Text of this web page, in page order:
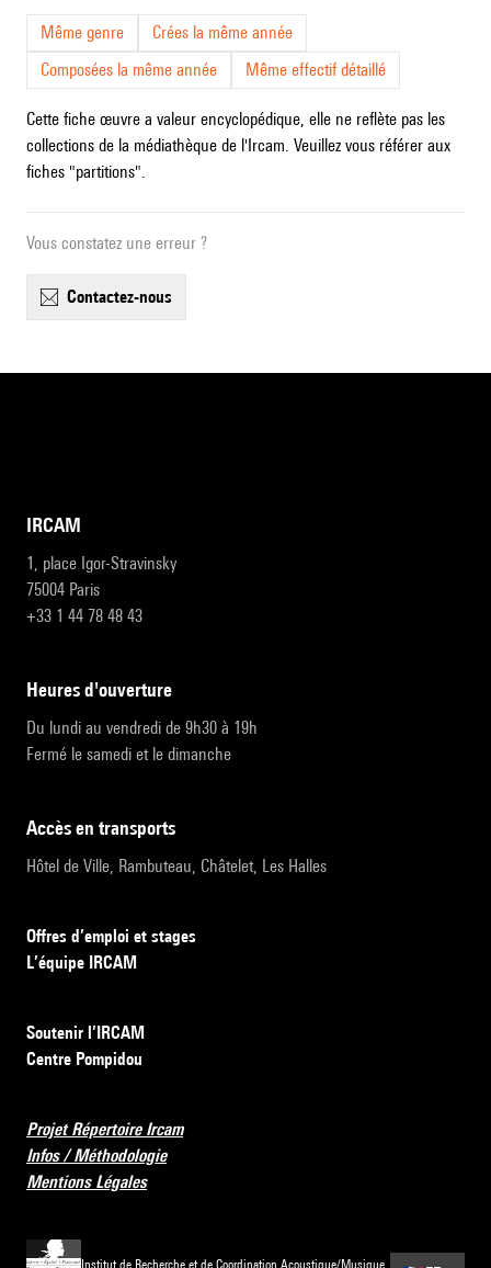
Même genre
Crées la même année
Composées la même année
Même effectif détaillé
Cette fiche œuvre a valeur encyclopédique, elle ne reflète pas les
collections de la médiathèque de l'Ircam. Veuillez vous référer aux
fiches "partitions".
Vous constatez une erreur ?
contactez-nous
IRCAM
1, place Igor-Stravinsky
75004 Paris
+33 1 44 78 48 43
heures d'ouverture
Du lundi au vendredi de 9h30 à 19h
Fermé le samedi et le dimanche
accès en transports
Hôtel de Ville, Rambuteau, Châtelet, Les Halles
Offres d’emploi et stages
L’équipe IRCAM
Soutenir l’IRCAM
Centre Pompidou
Projet Répertoire Ircam
Infos / Méthodologie
Mentions Légales
Institut de Recherche et de Coordination Acoustique/Musique